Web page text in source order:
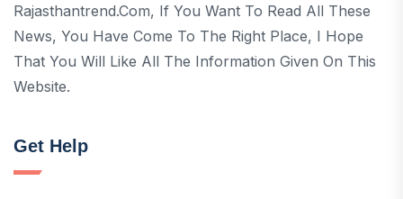
Rajasthantrend.com, If You Want To Read All These
News, You Have Come To The Right Place, I Hope
That You Will Like All The Information Given On This
Website.
Get Help